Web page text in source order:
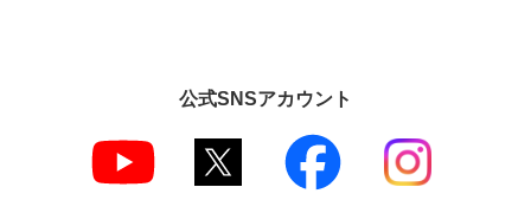
公式SNSアカウント